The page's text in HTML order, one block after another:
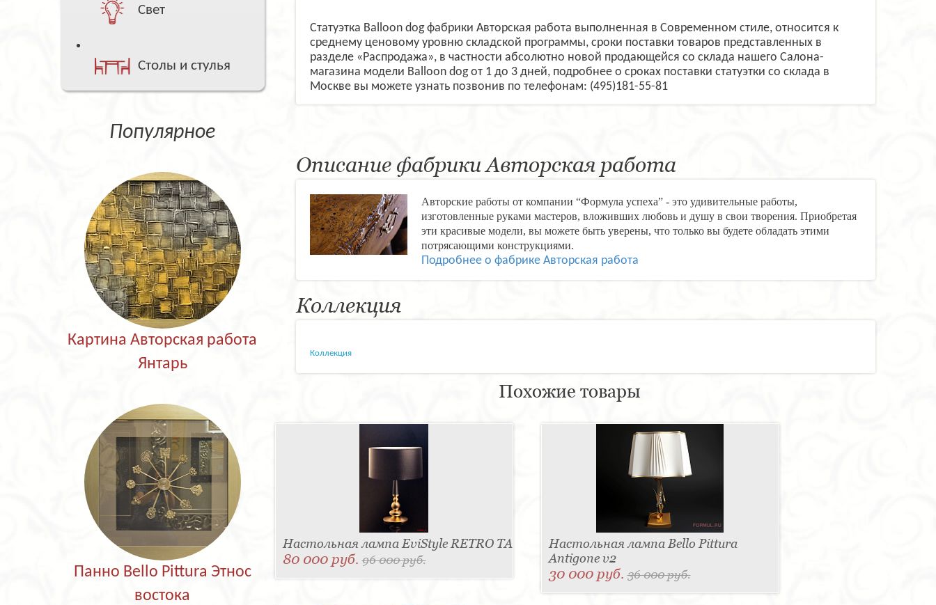
Свет
Столы и стулья
Популярное
Картина Авторская работа
Янтарь
Панно Bello Pittura Этнос
востока
Статуэтка Balloon dog фабрики Авторская работа выполненная в Современном стиле, относится к
среднему ценовому уровню складской программы, сроки поставки товаров представленных в
разделе «Распродажа», в частности абсолютно новой продающейся со склада нашего Салона-
магазина модели Balloon dog от 1 до 3 дней, подробнее о сроках поставки статуэтки со склада в
Москве вы можете узнать позвонив по телефонам: (495)181-55-81
Описание фабрики Авторская работа
Авторские работы от компании “Формула успеха” - это удивительные работы,
изготовленные руками мастеров, вложивших любовь и душу в свои творения. Приобретая
эти красивые модели, вы можете быть уверены, что только вы будете обладать этими
потрясающими конструкциями.
Подробнее о фабрике Авторская работа
Коллекция
Коллекция
Похожие товары
Настольная лампа EviStyle RETRO TA
80 000 руб.96 000 руб.
Настольная лампа Bello Pittura
Antigone v2
30 000 руб.36 000 руб.